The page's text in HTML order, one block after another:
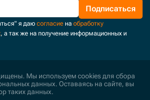
Подписаться
я даю согласие на обработку
, а так же на получение информационных и
Мы используем cookies для сбора
данных. Оставаясь на сайте, вы
таких данных.